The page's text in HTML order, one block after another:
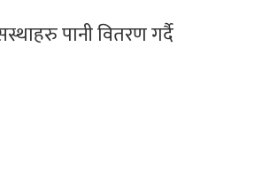
पानी वितरण गर्दै